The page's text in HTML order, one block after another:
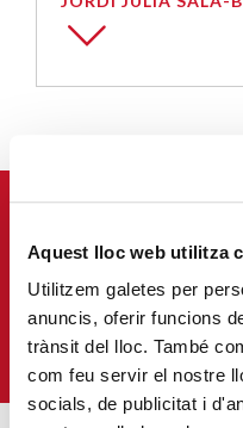
Aquest lloc web utilitza
Utilitzem galetes per
anuncis, oferir funcions
trànsit del lloc. També
com feu servir el nostre
socials, de publicitat i
E *